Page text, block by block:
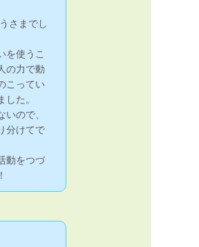
さまでし
を使うこ
の力で動
こってい
た。
ので、
分けてで
動をつづ